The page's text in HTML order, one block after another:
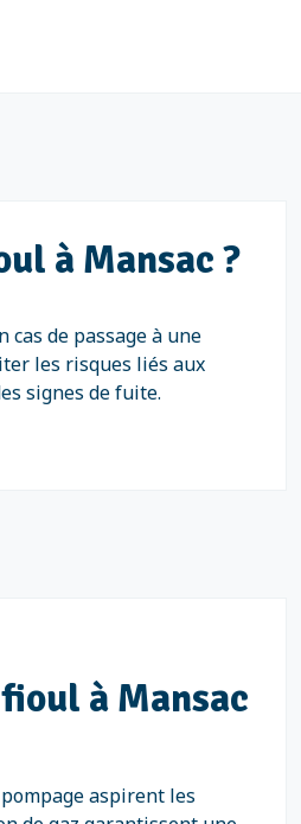
à Mansac ?
de passage à une
les risques liés aux
signes de fuite.
à Mansac
aspirent les